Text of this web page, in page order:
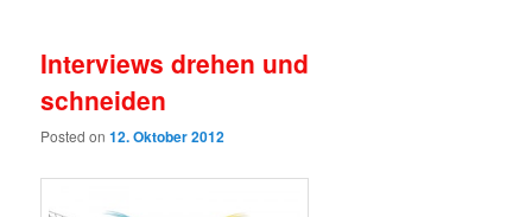
Interviews drehen und
schneiden
Posted on12. Oktober 2012